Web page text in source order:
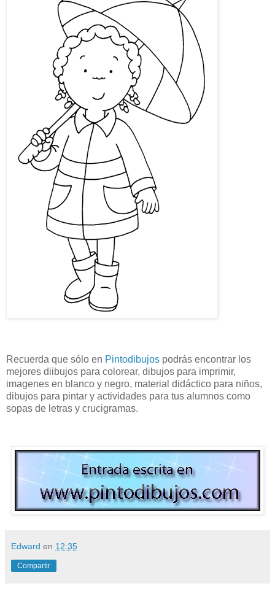
Recuerda que sólo en Pintodibujos podrás encontrar los
mejores diibujos para colorear, dibujos para imprimir,
imagenes en blanco y negro, material didáctico para niños,
dibujos para pintar y actividades para tus alumnos como
sopas de letras y crucigramas.
Edward en 12:35
Compartir